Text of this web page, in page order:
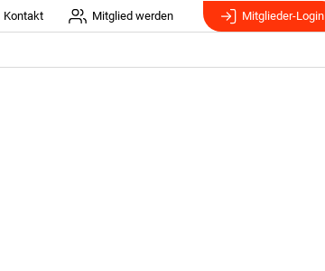
Kontakt Mitglied werden Mitglieder-Login